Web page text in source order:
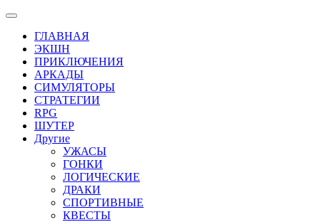
ГЛАВНАЯ
ЭКШН
ПРИКЛЮЧЕНИЯ
АРКАДЫ
СИМУЛЯТОРЫ
СТРАТЕГИИ
RPG
ШУТЕР
Другие
УЖАСЫ
ГОНКИ
ЛОГИЧЕСКИЕ
ДРАКИ
СПОРТИВНЫЕ
КВЕСТЫ